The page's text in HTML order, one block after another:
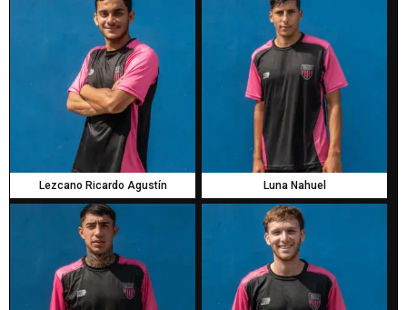
Lezcano Ricardo Agustín Luna Nahuel